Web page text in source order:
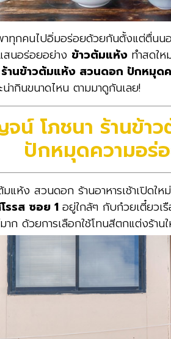
ทุกคนไปอิ่มอร่อยด้วยกันตั้งแต่ตื่นน
นอร่อยอย่าง ข้าวต้มแห้ง ทำสดใ
านข้าวต้มแห้ง สวนดอก ปักหมุด
ากินขนาดไหน ตามมาดูกันเลย!
น์ โภชนา ร้านข้า
ปักหมุดความอร่
มแห้ง สวนดอก ร้านอาหารเช้าเปิด
รส ซอย 1 อยู่ใกล้ๆ กับก๋วยเตี๋ยวเ
าก ด้วยการเลือกใช้โทนสีตกแต่งร้าน